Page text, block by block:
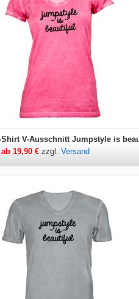
ab 19,90 €zzgl. Versand